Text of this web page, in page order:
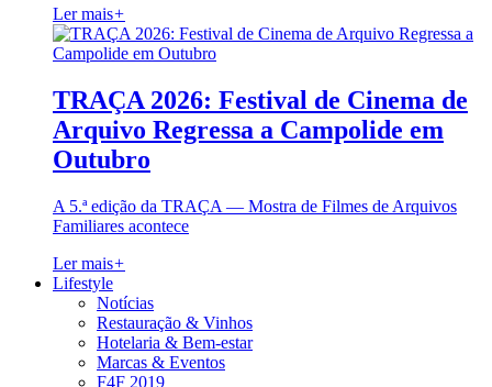
Ler mais+
TRAÇA 2026: Festival de Cinema de
Arquivo Regressa a Campolide em
Outubro
A 5.ª edição da TRAÇA — Mostra de Filmes de Arquivos
Familiares acontece
Ler mais+
Lifestyle
Notícias
Restauração & Vinhos
Hotelaria & Bem-estar
Marcas & Eventos
F4F 2019